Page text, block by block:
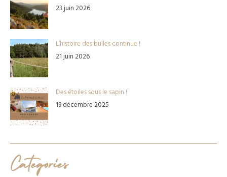
23 juin 2026
L’histoire des bulles continue !
21 juin 2026
Des étoiles sous le sapin !
19 décembre 2025
Catégories